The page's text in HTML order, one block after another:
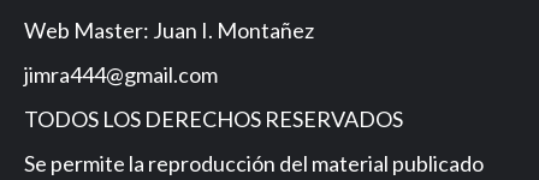
Web Master: Juan I. Montañez
jimra444@gmail.com
TODOS LOS DERECHOS RESERVADOS
Se permite la reproducción del material publicado